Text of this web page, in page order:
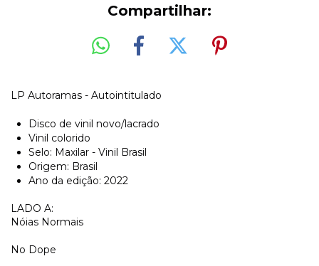
Compartilhar:
LP Autoramas - Autointitulado
Disco de vinil novo/lacrado
Vinil colorido
Selo: Maxilar - Vinil Brasil
Origem: Brasil
Ano da edição: 2022
LADO A:
Nóias Normais
No Dope